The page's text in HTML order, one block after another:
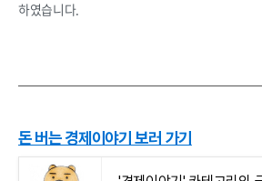
하였습니다.
돈 버는 경제이야기 보러 가기